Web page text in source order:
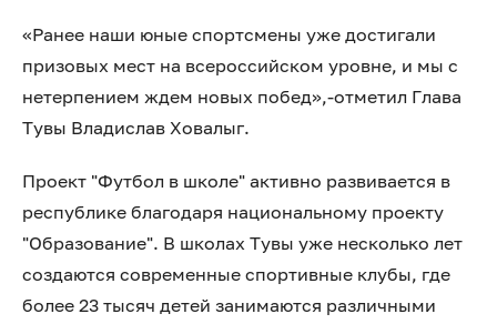
«Ранее наши юные спортсмены уже достигали
призовых мест на всероссийском уровне, и мы с
нетерпением ждем новых побед»,-отметил Глава
Тувы Владислав Ховалыг.
Проект "Футбол в школе" активно развивается в
республике благодаря национальному проекту
"Образование". В школах Тувы уже несколько лет
создаются современные спортивные клубы, где
более 23 тысяч детей занимаются различными